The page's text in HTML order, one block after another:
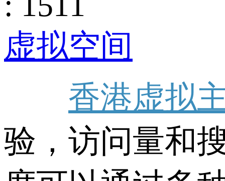
虚拟空间
香港虚拟
验，访问量和